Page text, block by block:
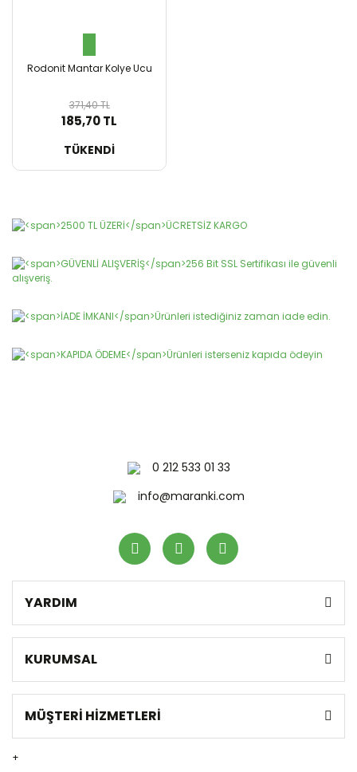
Rodonit Mantar Kolye Ucu
371,40 TL
185,70 TL
TÜKENDİ
SEPETE EKLE
0 212 533 01 33
info@maranki.com
YARDIM
KURUMSAL
MÜŞTERİ HİZMETLERİ
+